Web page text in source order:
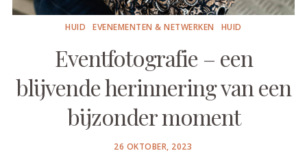
HUID EVENEMENTEN & NETWERKEN HUID
Eventfotografie – een
blijvende herinnering van een
bijzonder moment
POSTED
26 OKTOBER, 2023